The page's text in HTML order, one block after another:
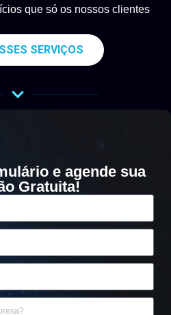
que só os nossos clientes
SERVIÇOS
e agende sua
Gratuita!